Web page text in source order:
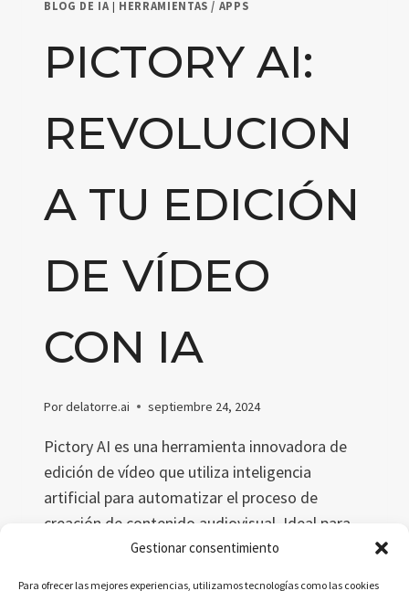
Gestionar consentimiento
Para ofrecer las mejores experiencias, utilizamos tecnologías como las cookies
BLOG DE IA | HERRAMIENTAS / APPS
PICTORY AI:
REVOLUCION
A TU EDICIÓN
DE VÍDEO
CON IA
Pordelatorre.ai septiembre 24, 2024
Pictory AI es una herramienta innovadora de
edición de vídeo que utiliza inteligencia
artificial para automatizar el proceso de
creación de contenido audiovisual. Ideal para
educadores y marketers, Pictory permite